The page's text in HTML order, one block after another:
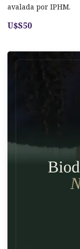
avalada por IPHM.
U$S50